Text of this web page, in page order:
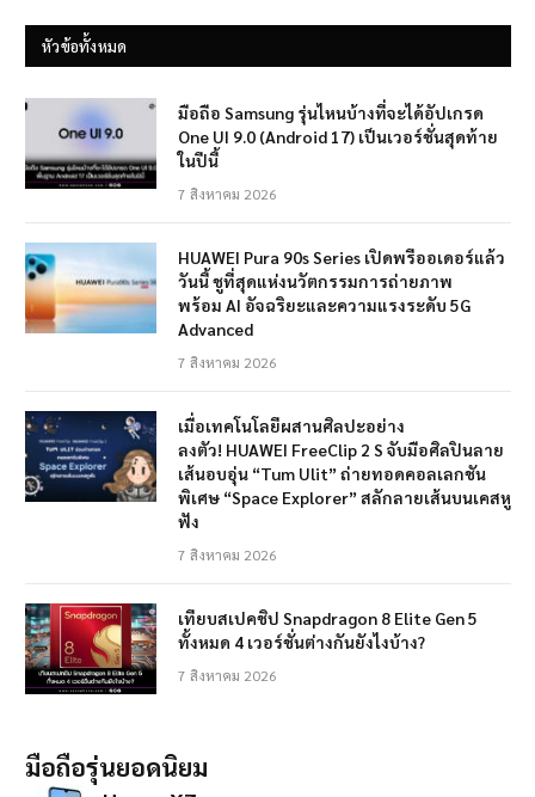
หัวข้อทั้งหมด
มือถือ Samsung รุ่นไหนบ้างที่จะได้อัปเกรด
One UI 9.0 (Android 17) เป็นเวอร์ชั่นสุดท้าย
ในปีนี้
7 สิงหาคม 2026
HUAWEI Pura 90s Series เปิดพรีออเดอร์แล้ว
วันนี้ ชูที่สุดแห่งนวัตกรรมการถ่ายภาพ
พร้อม AI อัจฉริยะและความแรงระดับ 5G
Advanced
7 สิงหาคม 2026
เมื่อเทคโนโลยีผสานศิลปะอย่าง
ลงตัว! HUAWEI FreeClip 2 S จับมือศิลปินลาย
เส้นอบอุ่น “Tum Ulit” ถ่ายทอดคอลเลกชัน
พิเศษ “Space Explorer” สลักลายเส้นบนเคสหู
ฟัง
7 สิงหาคม 2026
เทียบสเปคชิป Snapdragon 8 Elite Gen 5
ทั้งหมด 4 เวอร์ชั่นต่างกันยังไงบ้าง?
7 สิงหาคม 2026
มือถือรุ่นยอดนิยม